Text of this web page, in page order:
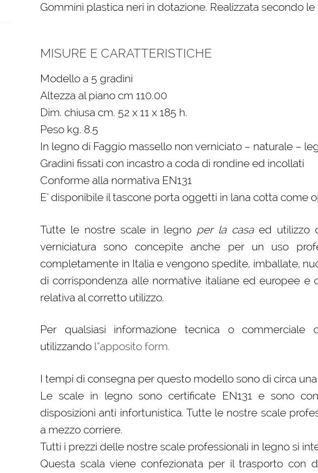
Gommini plastica neri in dotazione. Realizzata secondo le
MISURE E CARATTERISTICHE
Modello a 5 gradini
Altezza al piano cm 110.00
Dim. chiusa cm. 52 x 11 x 185 h.
Peso kg. 8.5
In legno di Faggio massello non verniciato – naturale –
Gradini fissati con incastro a coda di rondine ed incollati
Conforme alla normativa EN131
E’ disponibile il tascone porta oggetti in lana cotta come
Tutte le nostre scale in legno per la casaed utilizzo
verniciatura sono concepite anche per un uso
completamente in Italia e vengono spedite, imballate,
di corrispondenza alle normative italiane ed europee e
relativa al corretto utilizzo.
Per qualsiasi informazione tecnica o commerciale
utilizzando l”apposito form.
I tempi di consegna per questo modello sono di circa
Le scale in legno sono certificate EN131 e sono
disposizioni anti infortunistica. Tutte le nostre scale
a mezzo corriere.
Tutti i prezzi delle nostre scale professionali in legno si
Questa scala viene confezionata per il trasporto con